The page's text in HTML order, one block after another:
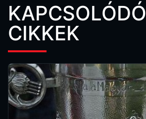
KAPCSOLÓDÓ
CIKKEK